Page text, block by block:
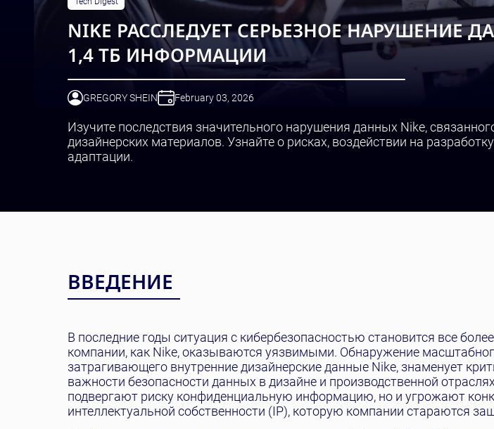
NIKE РАССЛЕДУЕТ СЕРЬЕЗНОЕ НАРУШЕНИЕ
1,4 ТБ ИНФОРМАЦИИ
GREGORY SHEIN February 03, 2026
Изучите последствия значительного нарушения данных Nike,
дизайнерских материалов. Узнайте о рисках, воздействии на
адаптации.
ВВЕДЕНИЕ
В последние годы ситуация с кибербезопасностью становится все
компании, как Nike, оказываются уязвимыми. Обнаружение
затрагивающего внутренние дизайнерские данные Nike, знаменует
важности безопасности данных в дизайне и производственной
подвергают риску конфиденциальную информацию, но и угрожают
интеллектуальной собственности (IP), которую компании стараются